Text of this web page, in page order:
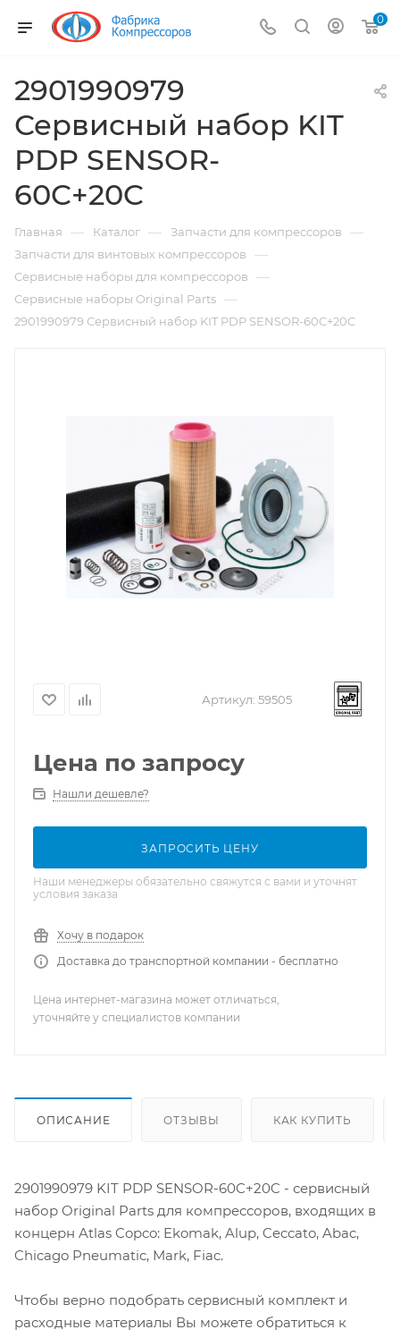
0
2901990979
Сервисный набор KIT
PDP SENSOR-
60C+20C
Главная — Каталог — Запчасти для компрессоров —
Запчасти для винтовых компрессоров —
Сервисные наборы для компрессоров —
Сервисные наборы Original Parts —
2901990979 Сервисный набор KIT PDP SENSOR-60C+20C
Артикул: 59505
Цена по запросу
Нашли дешевле?
ЗАПРОСИТЬ ЦЕНУ
Наши менеджеры обязательно свяжутся с вами и уточнят
условия заказа
Хочу в подарок
Доставка до транспортной компании - бесплатно
Цена интернет-магазина может отличаться,
уточняйте у специалистов компании
ОПИСАНИЕ ОТЗЫВЫ КАК КУПИТЬ
2901990979 KIT PDP SENSOR-60C+20C - сервисный
набор Original Parts для компрессоров, входящих в
концерн Atlas Copco: Ekomak, Alup, Ceccato, Abac,
Chicago Pneumatic, Mark, Fiac.
Чтобы верно подобрать сервисный комплект и
расходные материалы Вы можете обратиться к